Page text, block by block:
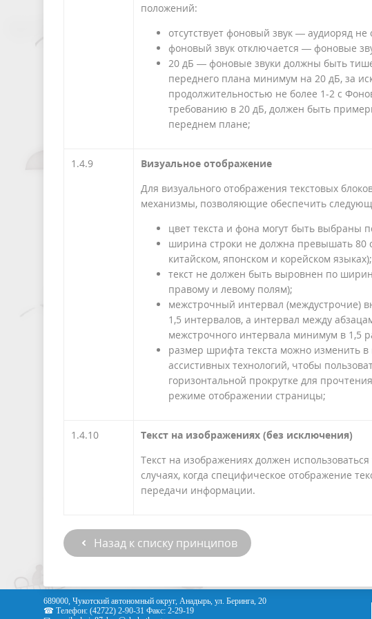
положений:
отсутствует фоновый звук — аудиоряд
фоновый звук отключается — фоновые
20 дБ — фоновые звуки должны быть
переднего плана минимум на 20 дБ, за
продолжительностью не более 1-2 с
требованию в 20 дБ, должен быть
переднем плане;
1.4.9
Визуальное отображение
Для визуального отображения текстовых
механизмы, позволяющие обеспечить
цвет текста и фона могут быть выбраны
ширина строки не должна превышать 80
китайском, японском и корейском языках);
текст не должен быть выровнен по
правому и левому полям);
межстрочный интервал (междустрочие)
1,5 интервалов, а интервал между
межстрочного интервала минимум в 1,5
размер шрифта текста можно изменить
ассистивных технологий, чтобы
горизонтальной прокрутке для
режиме отображении страницы;
1.4.10
Текст на изображениях (без исключения)
Текст на изображениях должен
случаях, когда специфическое отображение
передачи информации.
Назад к списку принципов
689000, Чукотский автономный округ, Анадырь, ул. Беринга, 20
☎ Телефон: (42722) 2-90-31 Факс: 2-29-19